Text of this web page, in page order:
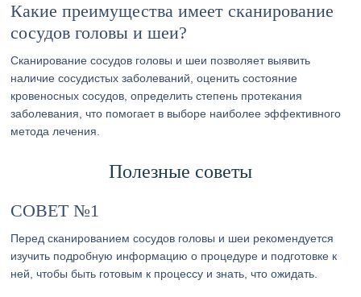
Какие преимущества имеет сканирование
сосудов головы и шеи?
Сканирование сосудов головы и шеи позволяет выявить
наличие сосудистых заболеваний, оценить состояние
кровеносных сосудов, определить степень протекания
заболевания, что помогает в выборе наиболее эффективного
метода лечения.
Полезные советы
СОВЕТ №1
Перед сканированием сосудов головы и шеи рекомендуется
изучить подробную информацию о процедуре и подготовке к
ней, чтобы быть готовым к процессу и знать, что ожидать.